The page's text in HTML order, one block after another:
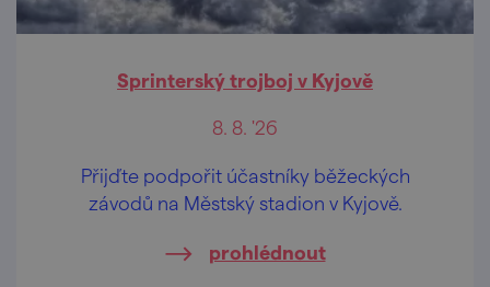
Sprinterský trojboj v Kyjově
8. 8. '26
Přijďte podpořit účastníky běžeckých
závodů na Městský stadion v Kyjově.
prohlédnout